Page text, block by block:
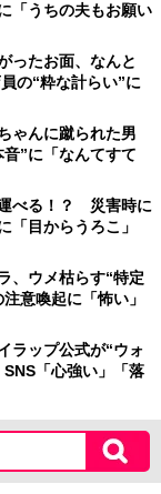
「うちの夫もお願い
ったお面、なんと
の“粋な計らい”に
ゃんに蹴られた男
”に「なんてすて
べる！？ 災害時に
「目からうろこ」
、ウメ枯らす“特定
意喚起に「怖い」
ラップ公式が“ウォ
「心強い」「落